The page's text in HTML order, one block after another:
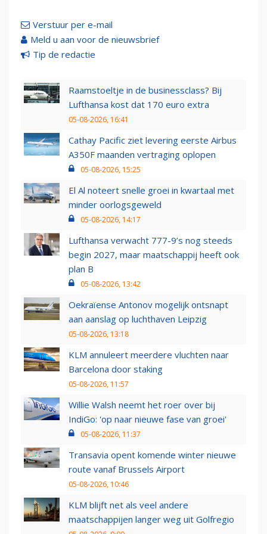
Verstuur per e-mail
Meld u aan voor de nieuwsbrief
Tip de redactie
Raamstoeltje in de businessclass? Bij
Lufthansa kost dat 170 euro extra
05-08-2026, 16:41
Cathay Pacific ziet levering eerste Airbus
A350F maanden vertraging oplopen
05-08-2026, 15:25
El Al noteert snelle groei in kwartaal met
minder oorlogsgeweld
05-08-2026, 14:17
Lufthansa verwacht 777-9’s nog steeds
begin 2027, maar maatschappij heeft ook
plan B
05-08-2026, 13:42
Oekraïense Antonov mogelijk ontsnapt
aan aanslag op luchthaven Leipzig
05-08-2026, 13:18
KLM annuleert meerdere vluchten naar
Barcelona door staking
05-08-2026, 11:57
Willie Walsh neemt het roer over bij
IndiGo: 'op naar nieuwe fase van groei'
05-08-2026, 11:37
Transavia opent komende winter nieuwe
route vanaf Brussels Airport
05-08-2026, 10:46
KLM blijft net als veel andere
maatschappijen langer weg uit Golfregio